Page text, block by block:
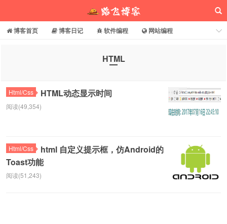
博客首页 博客日记 软件编程
网站编程
HTML
Html/Css HTML动态显示时间
阅读(49,354)
Html/Css
html 自定义提示框，仿Android的
Toast功能
阅读(51,243)